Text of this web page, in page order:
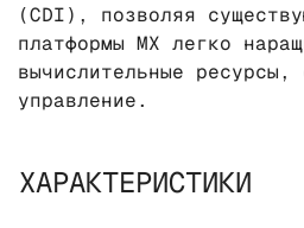
(CDI), позволяя
платформы MX легко
вычислительные ресурсы,
управление.
ХАРАКТЕРИСТИКИ